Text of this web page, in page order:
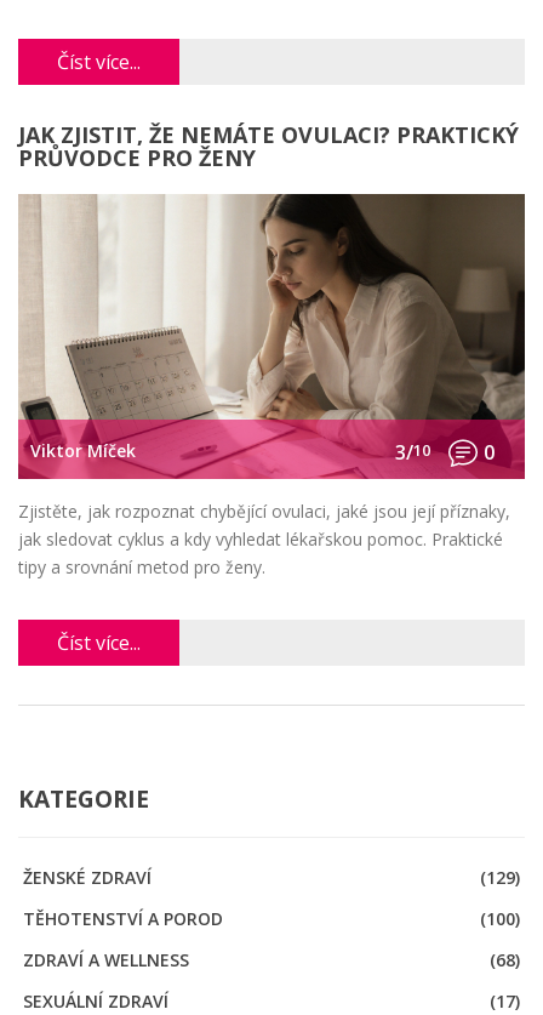
Číst více...
JAK ZJISTIT, ŽE NEMÁTE OVULACI? PRAKTICKÝ
PRŮVODCE PRO ŽENY
Viktor Míček 3/10 0
Zjistěte, jak rozpoznat chybějící ovulaci, jaké jsou její příznaky,
jak sledovat cyklus a kdy vyhledat lékařskou pomoc. Praktické
tipy a srovnání metod pro ženy.
Číst více...
KATEGORIE
ŽENSKÉ ZDRAVÍ
(129)
TĚHOTENSTVÍ A POROD
(100)
ZDRAVÍ A WELLNESS
(68)
SEXUÁLNÍ ZDRAVÍ
(17)